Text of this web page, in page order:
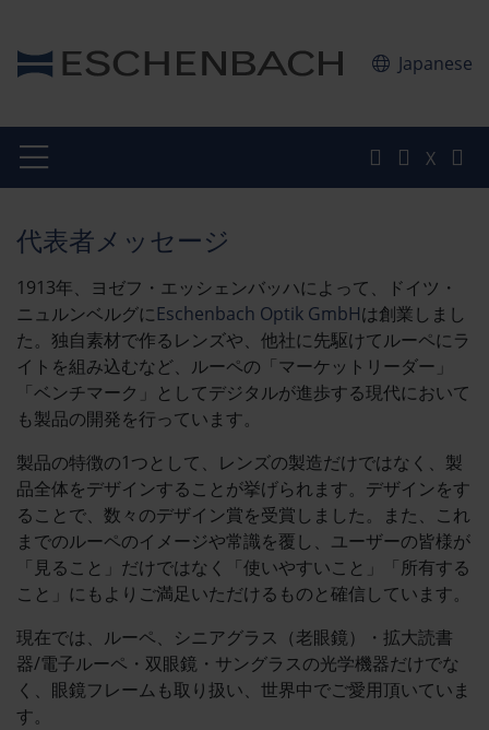
Japanese
X
代表者メッセージ
1913年、ヨゼフ・エッシェンバッハによって、ドイツ・
ニュルンベルグにEschenbach Optik GmbHは創業しまし
た。独自素材で作るレンズや、他社に先駆けてルーペにラ
イトを組み込むなど、ルーペの「マーケットリーダー」
「ベンチマーク」としてデジタルが進歩する現代において
も製品の開発を行っています。
製品の特徴の1つとして、レンズの製造だけではなく、製
品全体をデザインすることが挙げられます。デザインをす
ることで、数々のデザイン賞を受賞しました。また、これ
までのルーペのイメージや常識を覆し、ユーザーの皆様が
「見ること」だけではなく「使いやすいこと」「所有する
こと」にもよりご満足いただけるものと確信しています。
現在では、ルーペ、シニアグラス（老眼鏡）・拡大読書
器/電子ルーペ・双眼鏡・サングラスの光学機器だけでな
く、眼鏡フレームも取り扱い、世界中でご愛用頂いていま
す。